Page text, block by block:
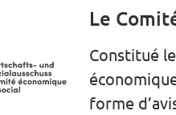
Le
Constitué
forme